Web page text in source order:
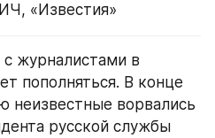
«Известия»
журналистами в
пополняться. В конце
неизвестные ворвались
русской службы